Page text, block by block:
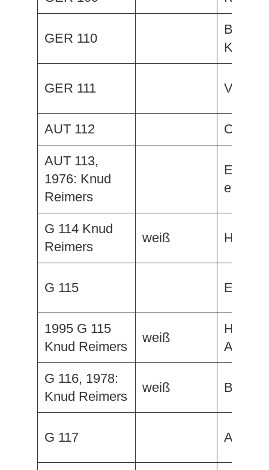
GER 110
Kauri
GER 111 Verena
AUT 112 Orion,
AUT 113,
1976: Knud
Reimers
ex.
G 114 Knud
Reimers
weiß Hunkes
G 115 Elch
1995 G 115
Knud Reimers
weiß
Hope,
Acrissa
G 116, 1978:
Knud Reimers
weiß Bijou III
G 117 Avocet